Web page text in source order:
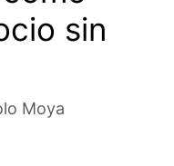
sin
Moya